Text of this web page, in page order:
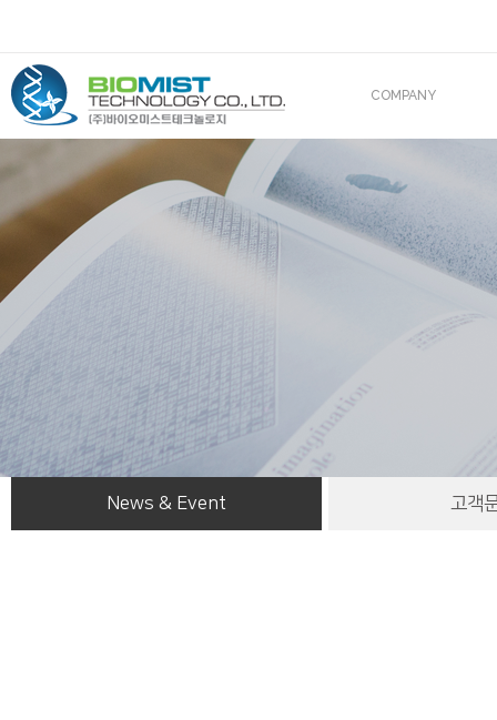
COMPANY
조직도
산업재산권
News & Event 고객